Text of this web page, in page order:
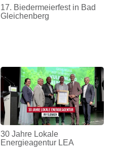
17. Biedermeierfest in Bad
Gleichenberg
30 Jahre Lokale
Energieagentur LEA